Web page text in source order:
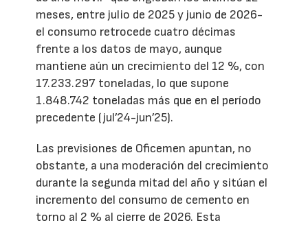
meses, entre julio de 2025 y junio de 2026-
el consumo retrocede cuatro décimas
frente a los datos de mayo, aunque
mantiene aún un crecimiento del 12 %, con
17.233.297 toneladas, lo que supone
1.848.742 toneladas más que en el período
precedente (jul’24-jun’25).
Las previsiones de Oficemen apuntan, no
obstante, a una moderación del crecimiento
durante la segunda mitad del año y sitúan el
incremento del consumo de cemento en
torno al 2 % al cierre de 2026. Esta